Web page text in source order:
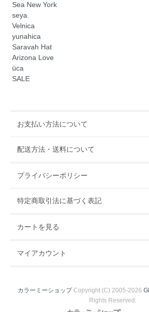
Sea New York
seya.
Velnica
yunahica
Saravah Hat
Arizona Love
üca
SALE
お支払い方法について
配送方法・送料について
プライバシーポリシー
特定商取引法に基づく表記
カートを見る
マイアカウント
カラーミーショップCopyright (C) 2005-2026
Rights Reserved.